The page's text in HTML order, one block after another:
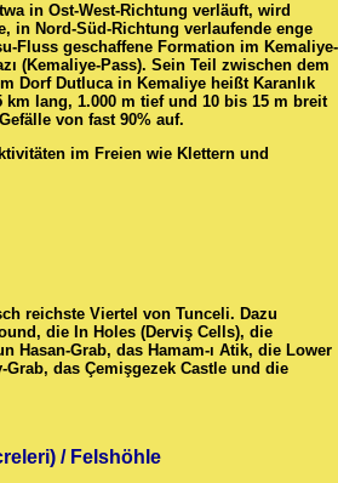
in Ost-West-Richtung verläuft, wird
in Nord-Süd-Richtung verlaufende enge
Fluss geschaffene Formation im Kemaliye-
(Kemaliye-Pass). Sein Teil zwischen dem
Dorf Dutluca in Kemaliye heißt Karanlık
lang, 1.000 m tief und 10 bis 15 m breit
von fast 90% auf.
im Freien wie Klettern und
reichste Viertel von Tunceli. Dazu
die In Holes (Derviş Cells), die
Hasan-Grab, das Hamam-ı Atik, die Lower
das Çemişgezek Castle und die
/ Felshöhle